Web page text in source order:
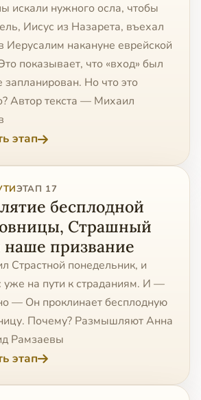
искали нужного осла, чтобы
Иисус из Назарета, въехал
Иерусалим накануне еврейской
показывает, что «вход» был
запланирован. Но что это
Автор текста — Михаил
этап
ЭТАП 17
бесплодной
Страшный
наше призвание
Страстной понедельник, и
уже на пути к страданиям. И —
— Он проклинает бесплодную
Почему? Размышляют Анна
Рамзаевы
этап